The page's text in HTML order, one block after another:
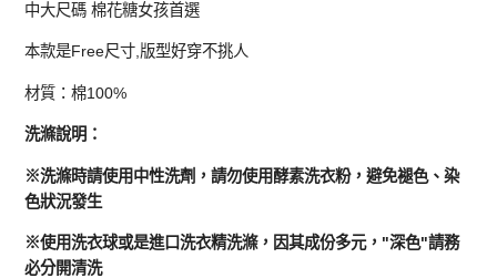
中大尺碼 棉花糖女孩首選
本款是Free尺寸,版型好穿不挑人
材質：棉100%
洗滌說明：
※洗滌時請使用中性洗劑，請勿使用酵素洗衣粉，避免褪色、染
色狀況發生
※使用洗衣球或是進口洗衣精洗滌，因其成份多元，"深色"請務
必分開清洗